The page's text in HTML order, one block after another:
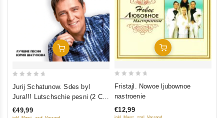
In Den Warenkorb
out
5
Jurij Schatunow. Sdes byl
Jura!!! Lutschschie pesni (2 CD
Limited Edition)
€49,99
In Den Warenkorb
5
Fristajl. Nowoe ljubownoe
nastroenie
€12,99